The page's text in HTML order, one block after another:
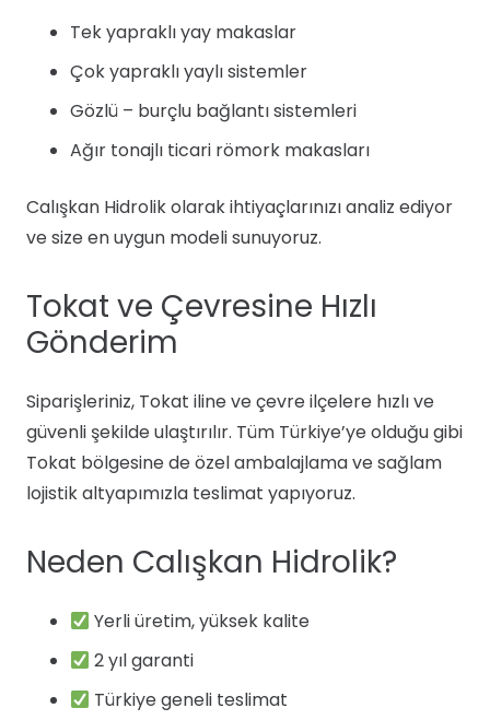
Tek yapraklı yay makaslar
Çok yapraklı yaylı sistemler
Gözlü – burçlu bağlantı sistemleri
Ağır tonajlı ticari römork makasları
Calışkan Hidrolik olarak ihtiyaçlarınızı analiz ediyor
ve size en uygun modeli sunuyoruz.
Tokat ve Çevresine Hızlı
Gönderim
Siparişleriniz, Tokat iline ve çevre ilçelere hızlı ve
güvenli şekilde ulaştırılır. Tüm Türkiye’ye olduğu gibi
Tokat bölgesine de özel ambalajlama ve sağlam
lojistik altyapımızla teslimat yapıyoruz.
Neden Calışkan Hidrolik?
Yerli üretim, yüksek kalite
2 yıl garanti
Türkiye geneli teslimat